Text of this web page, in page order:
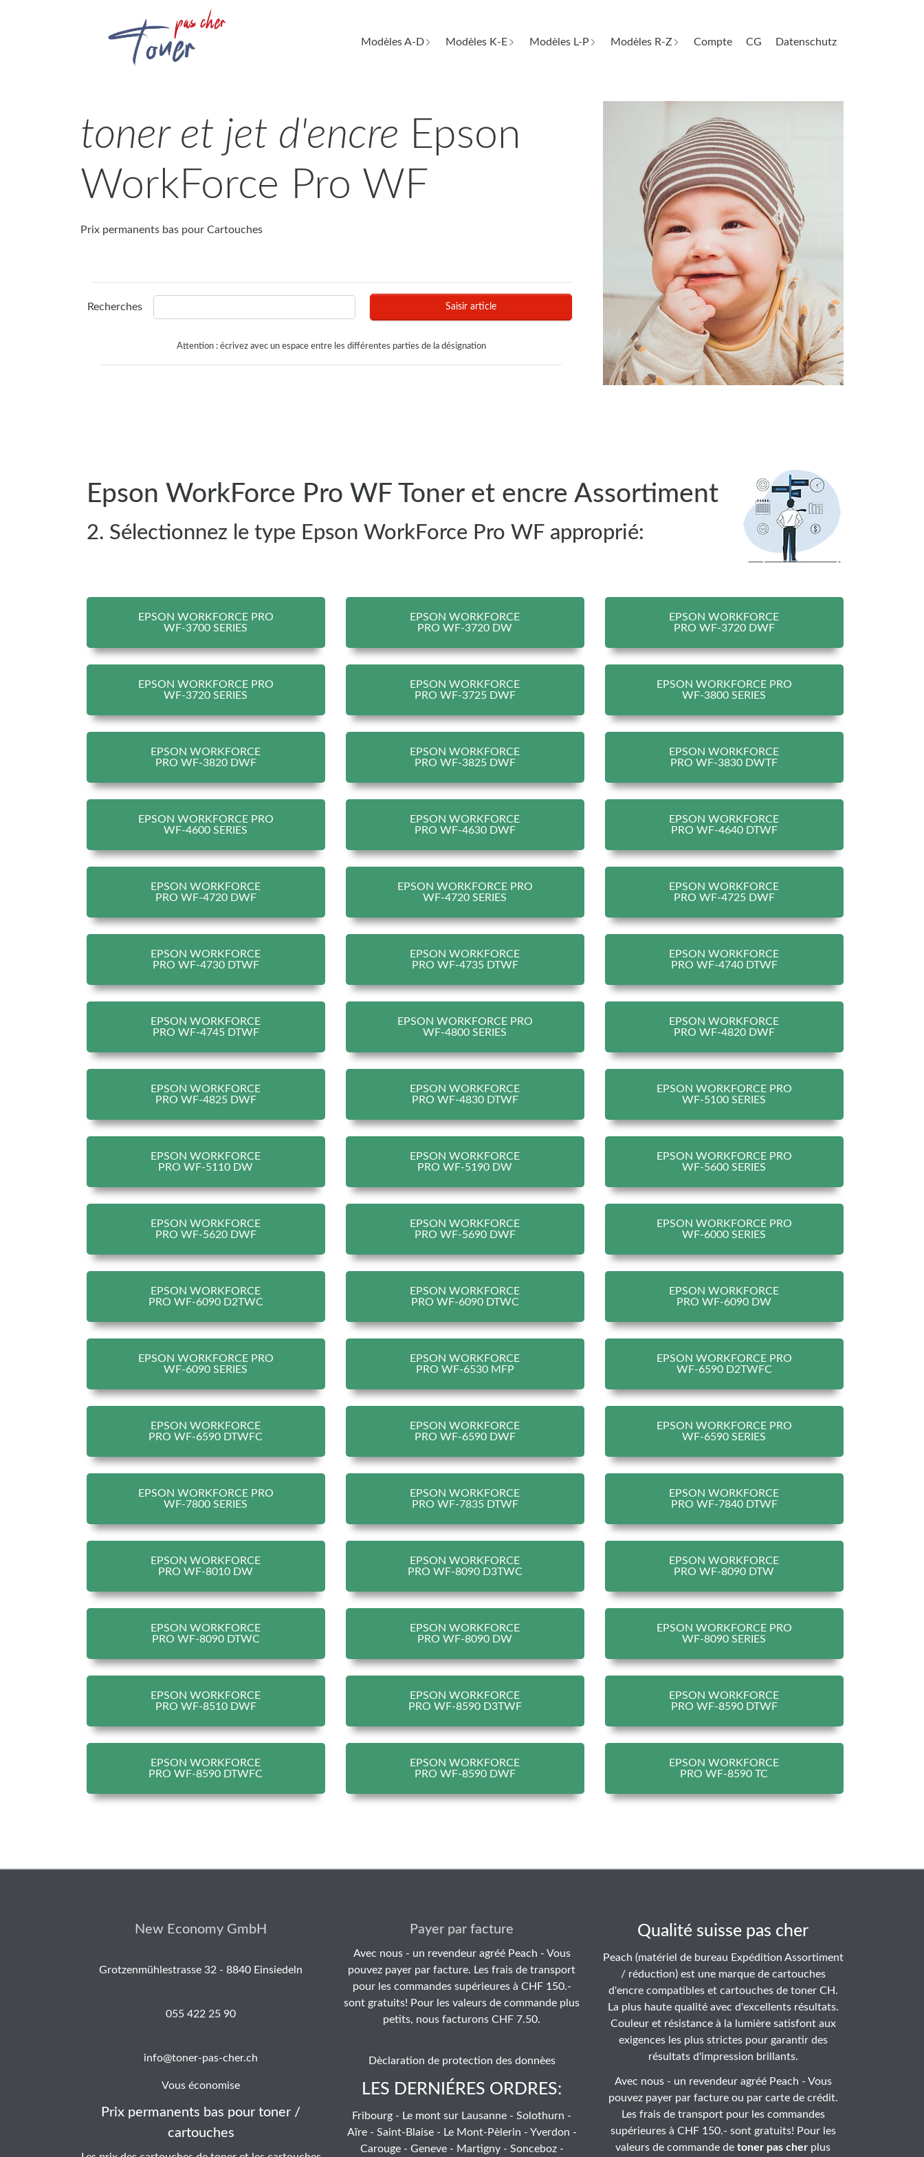
Modèles A-D Modèles K-E Modèles L-P Modèles R-Z Compte CG Datenschutz
toner et jet d'encre Epson
WorkForce Pro WF
Prix permanents bas pour Cartouches
Recherches Saisir article
Attention : écrivez avec un espace entre les différentes parties de la désignation
Epson WorkForce Pro WF Toner et encre Assortiment
2. Sélectionnez le type Epson WorkForce Pro WF approprié:
EPSON WORKFORCE PRO
WF-3700 SERIES
EPSON WORKFORCE
PRO WF-3720 DW
EPSON WORKFORCE
PRO WF-3720 DWF
EPSON WORKFORCE PRO
WF-3720 SERIES
EPSON WORKFORCE
PRO WF-3725 DWF
EPSON WORKFORCE PRO
WF-3800 SERIES
EPSON WORKFORCE
PRO WF-3820 DWF
EPSON WORKFORCE
PRO WF-3825 DWF
EPSON WORKFORCE
PRO WF-3830 DWTF
EPSON WORKFORCE PRO
WF-4600 SERIES
EPSON WORKFORCE
PRO WF-4630 DWF
EPSON WORKFORCE
PRO WF-4640 DTWF
EPSON WORKFORCE
PRO WF-4720 DWF
EPSON WORKFORCE PRO
WF-4720 SERIES
EPSON WORKFORCE
PRO WF-4725 DWF
EPSON WORKFORCE
PRO WF-4730 DTWF
EPSON WORKFORCE
PRO WF-4735 DTWF
EPSON WORKFORCE
PRO WF-4740 DTWF
EPSON WORKFORCE
PRO WF-4745 DTWF
EPSON WORKFORCE PRO
WF-4800 SERIES
EPSON WORKFORCE
PRO WF-4820 DWF
EPSON WORKFORCE
PRO WF-4825 DWF
EPSON WORKFORCE
PRO WF-4830 DTWF
EPSON WORKFORCE PRO
WF-5100 SERIES
EPSON WORKFORCE
PRO WF-5110 DW
EPSON WORKFORCE
PRO WF-5190 DW
EPSON WORKFORCE PRO
WF-5600 SERIES
EPSON WORKFORCE
PRO WF-5620 DWF
EPSON WORKFORCE
PRO WF-5690 DWF
EPSON WORKFORCE PRO
WF-6000 SERIES
EPSON WORKFORCE
PRO WF-6090 D2TWC
EPSON WORKFORCE
PRO WF-6090 DTWC
EPSON WORKFORCE
PRO WF-6090 DW
EPSON WORKFORCE PRO
WF-6090 SERIES
EPSON WORKFORCE
PRO WF-6530 MFP
EPSON WORKFORCE PRO
WF-6590 D2TWFC
EPSON WORKFORCE
PRO WF-6590 DTWFC
EPSON WORKFORCE
PRO WF-6590 DWF
EPSON WORKFORCE PRO
WF-6590 SERIES
EPSON WORKFORCE PRO
WF-7800 SERIES
EPSON WORKFORCE
PRO WF-7835 DTWF
EPSON WORKFORCE
PRO WF-7840 DTWF
EPSON WORKFORCE
PRO WF-8010 DW
EPSON WORKFORCE
PRO WF-8090 D3TWC
EPSON WORKFORCE
PRO WF-8090 DTW
EPSON WORKFORCE
PRO WF-8090 DTWC
EPSON WORKFORCE
PRO WF-8090 DW
EPSON WORKFORCE PRO
WF-8090 SERIES
EPSON WORKFORCE
PRO WF-8510 DWF
EPSON WORKFORCE
PRO WF-8590 D3TWF
EPSON WORKFORCE
PRO WF-8590 DTWF
EPSON WORKFORCE
PRO WF-8590 DTWFC
EPSON WORKFORCE
PRO WF-8590 DWF
EPSON WORKFORCE
PRO WF-8590 TC
New Economy GmbH
Grotzenmühlestrasse 32 - 8840 Einsiedeln
055 422 25 90
info@toner-pas-cher.ch
Vous économise
Prix permanents bas pour toner /
cartouches
Payer par facture
Avec nous - un revendeur agréé Peach - Vous
pouvez payer par facture. Les frais de transport
pour les commandes supérieures à CHF 150.-
sont gratuits! Pour les valeurs de commande plus
petits, nous facturons CHF 7.50.
Dèclaration de protection des donnèes
LES DERNIÉRES ORDRES:
Fribourg - Le mont sur Lausanne - Solothurn -
Aïre - Saint-Blaise - Le Mont-Pèlerin - Yverdon -
Carouge - Geneve - Martigny - Sonceboz -
Qualité suisse pas cher
Peach (matériel de bureau Expédition Assortiment
/ réduction) est une marque de cartouches
d'encre compatibles et cartouches de toner CH.
La plus haute qualité avec d'excellents résultats.
Couleur et résistance à la lumière satisfont aux
exigences les plus strictes pour garantir des
résultats d'impression brillants.
Avec nous - un revendeur agréé Peach - Vous
pouvez payer par facture ou par carte de crédit.
Les frais de transport pour les commandes
supérieures à CHF 150.- sont gratuits! Pour les
valeurs de commande detoner pas cher plus